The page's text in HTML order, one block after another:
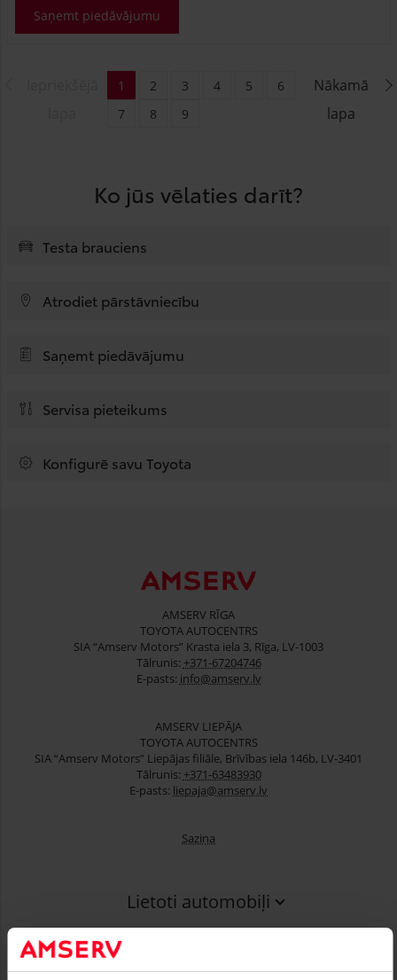
Saņemt piedāvājumu
Nākamā
lapa
1 2 3 4 5
6
7
8 9
Ko jūs vēlaties darīt?
Testa brauciens
Atrodiet pārstāvniecību
Saņemt piedāvājumu
Servisa pieteikums
Konfigurē savu Toyota
AMSERV RĪGA
TOYOTA AUTOCENTRS
SIA “Amserv Motors” Krasta iela 3, Rīga, LV-1003
Tālrunis: +371-67204746
E-pasts: info@amserv.lv
AMSERV LIEPĀJA
TOYOTA AUTOCENTRS
SIA “Amserv Motors” Liepājas filiāle, Brīvības iela 146b, LV-3401
Tālrunis: +371-63483930
E-pasts: liepaja@amserv.lv
Saziņa
Lietoti automobiļi
Serviss